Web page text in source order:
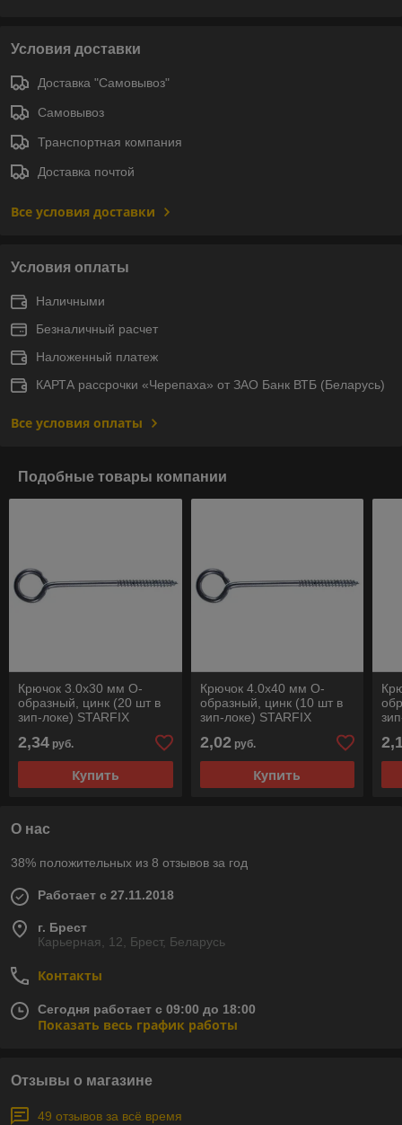
Условия доставки
Доставка "Самовывоз"
Самовывоз
Транспортная компания
Доставка почтой
Все условия доставки
Условия оплаты
Наличными
Безналичный расчет
Наложенный платеж
КАРТА рассрочки «Черепаха» от ЗАО Банк ВТБ (Беларусь)
Все условия оплаты
Подобные товары компании
Крючок 3.0х30 мм О-
образный, цинк (20 шт в
зип-локе) STARFIX
2,34 руб.
Купить
Крючок 4.0х40 мм О-
образный, цинк (10 шт в
зип-локе) STARFIX
2,02руб.
Купить
О нас
38% положительных из 8 отзывов за год
Работает с 27.11.2018
г. Брест
Карьерная, 12, Брест, Беларусь
Контакты
Сегодня работает с 09:00 до 18:00
Показать весь график работы
Отзывы о магазине
49 отзывов за всё время